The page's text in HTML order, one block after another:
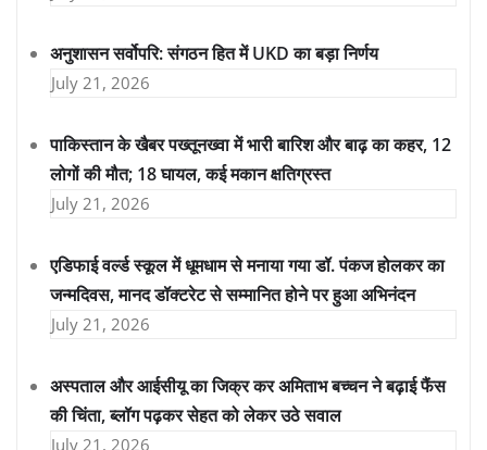
अनुशासन सर्वोपरि: संगठन हित में UKD का बड़ा निर्णय
July 21, 2026
पाकिस्तान के खैबर पख्तूनख्वा में भारी बारिश और बाढ़ का कहर, 12
लोगों की मौत; 18 घायल, कई मकान क्षतिग्रस्त
July 21, 2026
एडिफाई वर्ल्ड स्कूल में धूमधाम से मनाया गया डॉ. पंकज होलकर का
जन्मदिवस, मानद डॉक्टरेट से सम्मानित होने पर हुआ अभिनंदन
July 21, 2026
अस्पताल और आईसीयू का जिक्र कर अमिताभ बच्चन ने बढ़ाई फैंस
की चिंता, ब्लॉग पढ़कर सेहत को लेकर उठे सवाल
July 21, 2026